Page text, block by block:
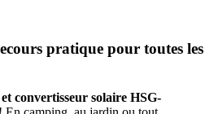
pratique pour toutes les
convertisseur solaire HSG-